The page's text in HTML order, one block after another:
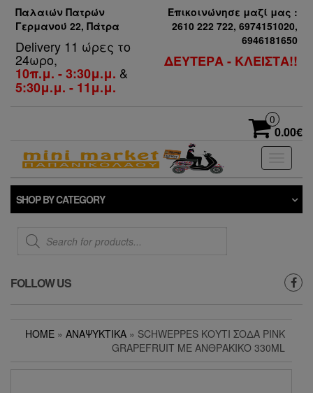
Παλαιών Πατρών
Γερμανού 22, Πάτρα
Delivery 11 ώρες το
24ωρο,
10π.μ. - 3:30μ.μ. &
5:30μ.μ. - 11μ.μ.
Επικοινώνησε μαζί μας :
2610 222 722, 6974151020,
6946181650
ΔΕΥΤΕΡΑ - ΚΛΕΙΣΤΑ!!
0
0.00€
SHOP BY CATEGORY
Products
search
FOLLOW US
HOME » ΑΝΑΨΥΚΤΙΚΆ » SCHWEPPES ΚΟΥΤΊ ΣΌΔΑ PINK
GRAPEFRUIT ΜΕ ΑΝΘΡΑΚΙΚΌ 330ML